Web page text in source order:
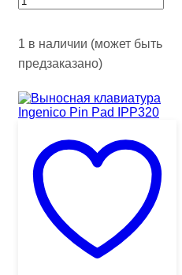
1 в наличии (может быть
предзаказано)